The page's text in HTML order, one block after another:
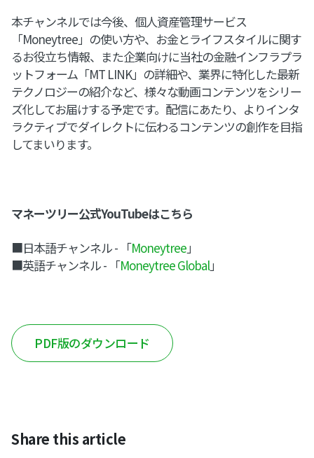
本チャンネルでは今後、個人資産管理サービス
「Moneytree」の使い方や、お金とライフスタイルに関す
るお役立ち情報、また企業向けに当社の金融インフラプラ
ットフォーム「MT LINK」の詳細や、業界に特化した最新
テクノロジーの紹介など、様々な動画コンテンツをシリー
ズ化してお届けする予定です。配信にあたり、よりインタ
ラクティブでダイレクトに伝わるコンテンツの創作を目指
してまいります。
マネーツリー公式YouTubeはこちら
■日本語チャンネル - 「Moneytree」
■英語チャンネル - 「Moneytree Global」
PDF版のダウンロード
Share this article